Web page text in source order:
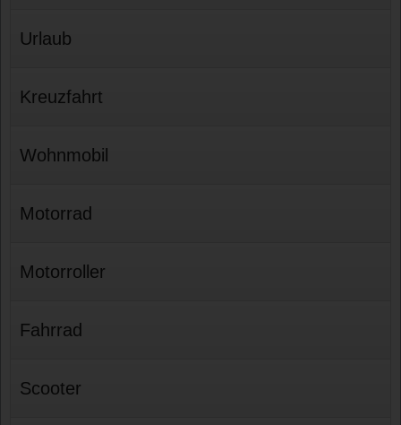
Urlaub
Kreuzfahrt
Wohnmobil
Motorrad
Motorroller
Fahrrad
Scooter